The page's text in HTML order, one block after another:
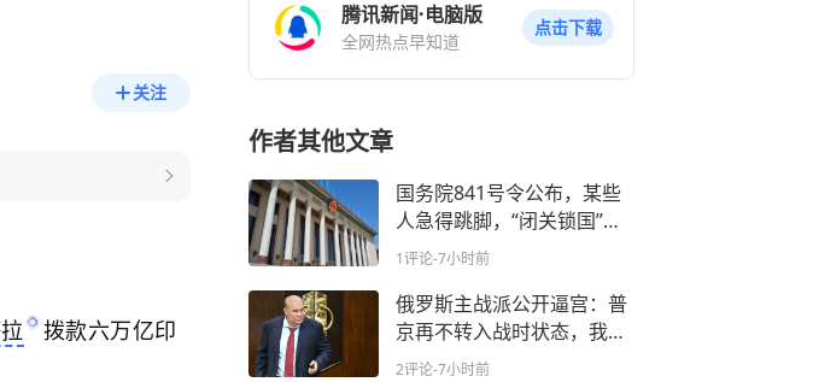
关注
拨款六万亿印
腾讯新闻·电脑版
全网热点早知道
点击下载
作者其他文章
国务院841号令公布，某些
人急得跳脚，“闭关锁国”？
堵的就是你们这些漏洞
1评论-7小时前
俄罗斯主战派公开逼宫：普
京再不转入战时状态，我们
就自己动手
2评论-7小时前